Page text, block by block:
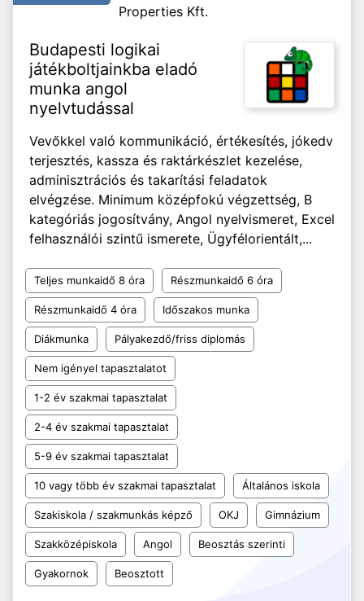
Properties Kft.
Budapesti logikai
játékboltjainkba eladó
munka angol
nyelvtudással
Vevőkkel való kommunikáció, értékesítés, jókedv
terjesztés, kassza és raktárkészlet kezelése,
adminisztrációs és takarítási feladatok
elvégzése. Minimum középfokú végzettség, B
kategóriás jogosítvány, Angol nyelvismeret, Excel
felhasználói szintű ismerete, Ügyfélorientált,...
Teljes munkaidő 8 óra Részmunkaidő 6 óra
Részmunkaidő 4 óra Időszakos munka
Diákmunka Pályakezdő/friss diplomás
Nem igényel tapasztalatot
1-2 év szakmai tapasztalat
2-4 év szakmai tapasztalat
5-9 év szakmai tapasztalat
10 vagy több év szakmai tapasztalat Általános iskola
Szakiskola / szakmunkás képző OKJ Gimnázium
Szakközépiskola Angol Beosztás szerinti
Gyakornok Beosztott